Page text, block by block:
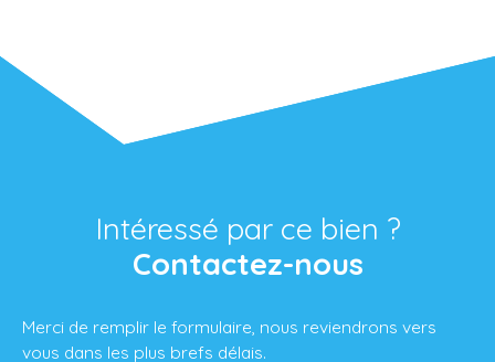
Intéressé par ce bien ?
Contactez-nous
Merci de remplir le formulaire, nous reviendrons vers
vous dans les plus brefs délais.